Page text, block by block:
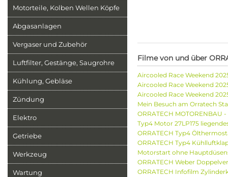
Motorteile, Kolben Wellen Köpfe
Abgasanlagen
Vergaser und Zubehör
Luftfilter, Gestänge, Saugrohre
Kühlung, Gebläse
Zündung
Elektro
Getriebe
Werkzeug
Wartung
Karten
Filme von und über
Aircooled Race Weekend
Aircooled Race Weekend
Aircooled Race Weekend
Mein Besuch am Orratech
ORRATECH MOTORENBAU
Typ4 Motor 27LP175
ORRATECH Typ4
ORRATECH Typ4
Motorstart ohne
ORRATECH Weber
ORRATECH Infofilm